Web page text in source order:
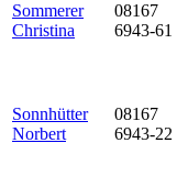
Sommerer
Christina
08167
6943-61
Sonnhütter
Norbert
08167
6943-22